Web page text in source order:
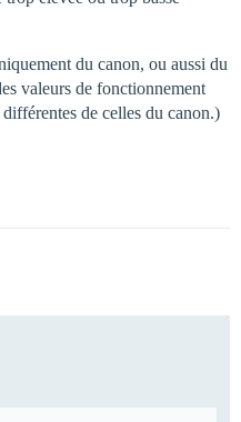
du canon, ou aussi du
valeurs de fonctionnement
de celles du canon.)